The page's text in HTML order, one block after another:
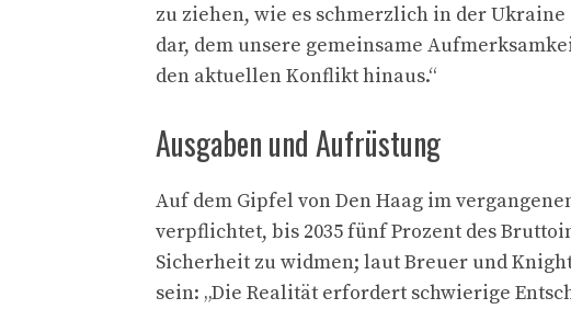
zu ziehen, wie es schmerzlich in der
dar, dem unsere gemeinsame
den aktuellen Konflikt hinaus.“
Ausgaben und Aufrüstung
Auf dem Gipfel von Den Haag im
verpflichtet, bis 2035 fünf Prozent des
Sicherheit zu widmen; laut Breuer und
sein: „Die Realität erfordert schwierige